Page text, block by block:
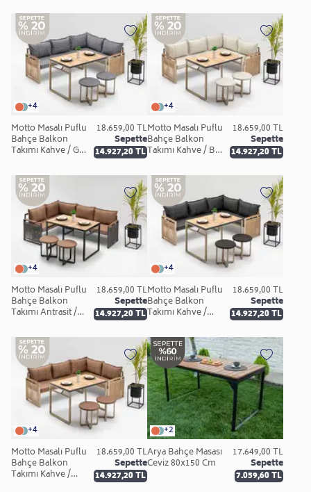
+4
Motto Masalı Puflu
Bahçe Balkon
Takımı Kahve / Gri
18.659,00 TL
Sepette
14.927,20 TL
+4
Motto Masalı Puflu
Bahçe Balkon
Takımı Kahve / Bej
18.659,00 TL
Sepette
14.927,20 TL
+4
Motto Masalı Puflu
Bahçe Balkon
Takımı Antrasit /
18.659,00 TL
Sepette
14.927,20 TL
+4
Motto Masalı Puflu
Bahçe Balkon
Takımı Kahve /
18.659,00 TL
Sepette
14.927,20 TL
+4
Motto Masalı Puflu
Bahçe Balkon
Takımı Kahve /
18.659,00 TL
Sepette
14.927,20 TL
+2
Arya Bahçe Masası
Ceviz 80x150 Cm
17.649,00 TL
Sepette
7.059,60 TL